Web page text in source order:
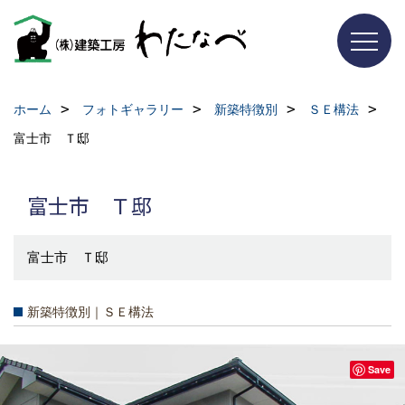
ホーム フォトギャラリー 新築特徴別
ＳＥ構法
富士市 Ｔ邸
富士市 Ｔ邸
富士市 Ｔ邸
新築特徴別｜ＳＥ構法
Save